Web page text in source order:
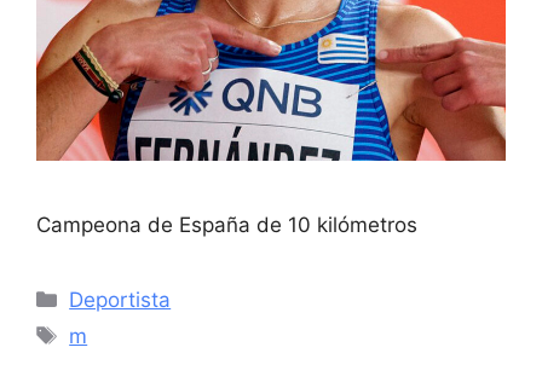
Campeona de España de 10 kilómetros
Categorías
Deportista
Etiquetas
m